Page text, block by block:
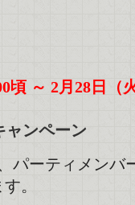
頃 ～ 2月28日（
ャンペーン
パーティメンバ
。